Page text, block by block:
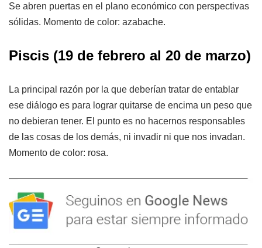
Se abren puertas en el plano económico con perspectivas
sólidas. Momento de color: azabache.
Piscis (19 de febrero al 20 de marzo)
La principal razón por la que deberían tratar de entablar
ese diálogo es para lograr quitarse de encima un peso que
no debieran tener. El punto es no hacernos responsables
de las cosas de los demás, ni invadir ni que nos invadan.
Momento de color: rosa.